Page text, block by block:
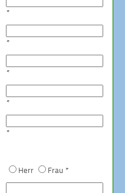
*
*
*
*
*
Herr Frau *